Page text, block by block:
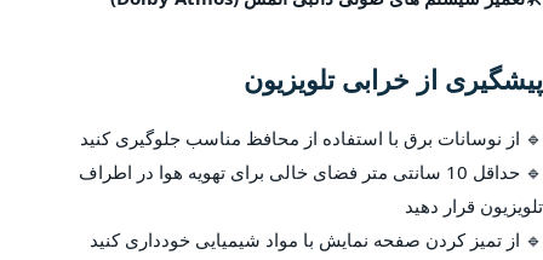
پیشگیری از خرابی تلویزیون
🔹 از نوسانات برق با استفاده از محافظ مناسب جلوگیری کنید
🔹 حداقل 10 سانتی متر فضای خالی برای تهویه هوا در اطراف
تلویزیون قرار دهید
🔹 از تمیز کردن صفحه نمایش با مواد شیمیایی خودداری کنید